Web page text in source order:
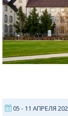
Previous
05 - 11 АПРЕЛЯ